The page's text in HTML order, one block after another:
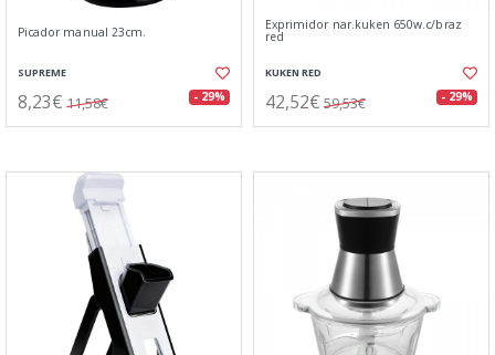
Picador manual 23cm.
SUPREME
8,23€ 11,58€ - 29%
Exprimidor nar.kuken 650w.c/braz
red
KUKEN RED
42,52€ 59,53€ - 29%